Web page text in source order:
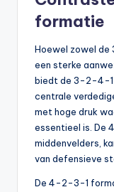
formatie
Hoewel zowel
een sterke
biedt de 3-2-4-1
centrale
met hoge druk
essentieel is. De
middenvelders,
van defensieve
De 4-2-3-1